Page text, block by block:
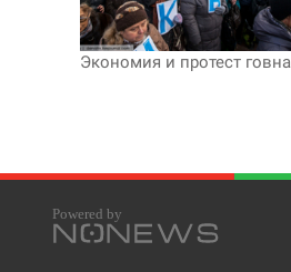
Экономия и протест говна